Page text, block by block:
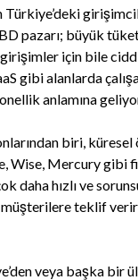
Türkiye’deki
pazarı; büyük
için bile
gibi alanlarda
anlamına
biri, küresel
Wise, Mercury gibi
daha hızlı ve
teklif
veya başka bir